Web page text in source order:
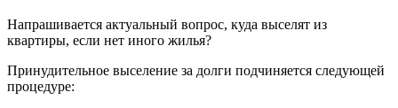
Напрашивается актуальный вопрос, куда выселят из
квартиры, если нет иного жилья?
Принудительное выселение за долги подчиняется следующей
процедуре: